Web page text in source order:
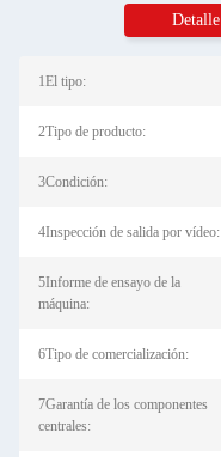
Detalle
1El tipo:
2Tipo de producto:
3Condición:
4Inspección de salida por vídeo:
5Informe de ensayo de la
máquina:
6Tipo de comercialización:
7Garantía de los componentes
centrales: